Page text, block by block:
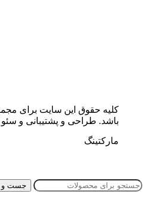
کلیه حقوق این سایت برای
باشد. طراحی و پشتیبانی و
مارکتینگ
جست و